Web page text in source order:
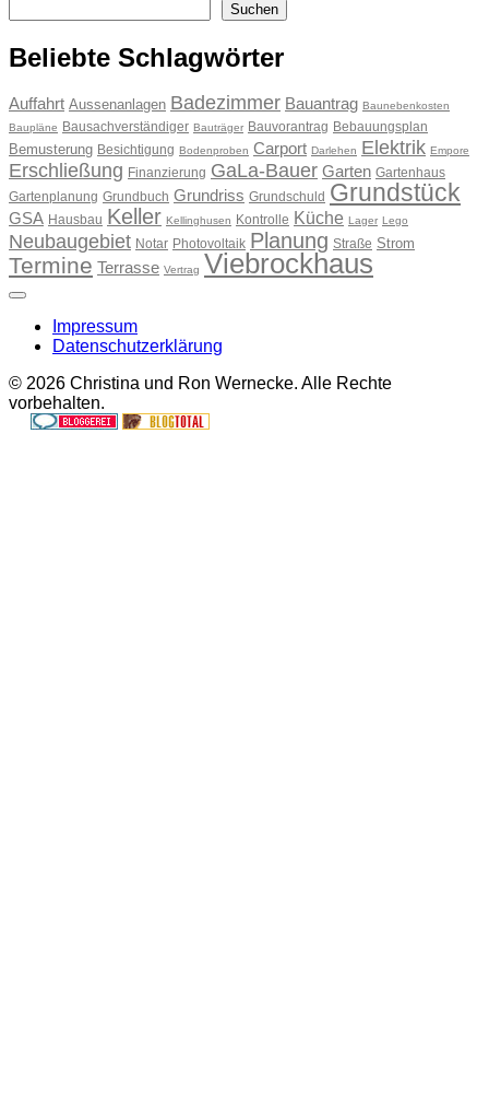
Suchen
Beliebte Schlagwörter
Auffahrt Aussenanlagen Badezimmer Bauantrag Baunebenkosten
Baupläne Bausachverständiger Bauträger Bauvorantrag Bebauungsplan
Bemusterung Besichtigung Bodenproben Carport Darlehen Elektrik Empore
Erschließung Finanzierung GaLa-Bauer Garten Gartenhaus
Gartenplanung Grundbuch Grundriss Grundschuld Grundstück
GSA Hausbau Keller Kellinghusen Kontrolle Küche Lager Lego
Neubaugebiet Notar Photovoltaik Planung Straße Strom
Termine Terrasse Vertrag Viebrockhaus
Impressum
Datenschutzerklärung
© 2026 Christina und Ron Wernecke. Alle Rechte
vorbehalten.